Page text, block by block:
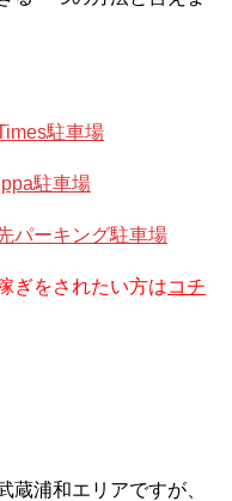
駐車場
駐車場
パーキング駐車場
ぎをされたい方はコチ
蔵浦和エリアですが、